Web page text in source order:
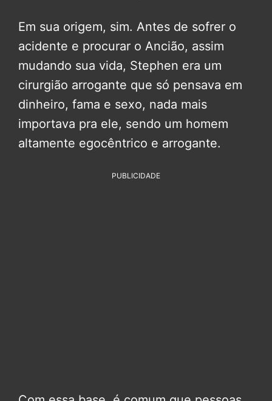
Em sua origem, sim. Antes de sofrer o
acidente e procurar o Ancião, assim
mudando sua vida, Stephen era um
cirurgião arrogante que só pensava em
dinheiro, fama e sexo, nada mais
importava pra ele, sendo um homem
altamente egocêntrico e arrogante.
PUBLICIDADE